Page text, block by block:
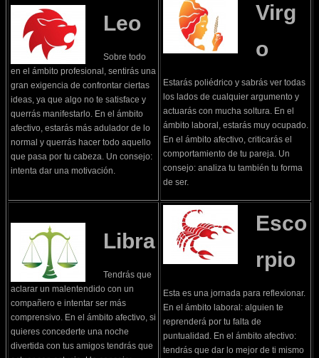
Leo
Sobre todo
en el ámbito profesional, sentirás una
gran exigencia de confrontar ciertas
ideas, ya que algo no te satisface y
querrás manifestarlo. En el ámbito
afectivo, estarás más adulador de lo
normal y querrás hacer todo aquello
que pasa por tu cabeza. Un consejo:
intenta dar una motivación.
Virg
o
Estarás poliédrico y sabrás ver todas
los lados de cualquier argumento y
actuarás con mucha soltura. En el
ámbito laboral, estarás muy ocupado.
En el ámbito afectivo, criticarás el
comportamiento de tu pareja. Un
consejo: analiza tu también tu forma
de ser.
Libra
Tendrás que
aclarar un malentendido con un
compañero e intentar ser más
comprensivo. En el ámbito afectivo, si
quieres concederte una noche
divertida con tus amigos tendrás que
Esco
rpio
Esta es una jornada para reflexionar.
En el ámbito laboral: alguien te
reprenderá por tu falta de
puntualidad. En el ámbito afectivo:
tendrás que dar lo mejor de ti mismo